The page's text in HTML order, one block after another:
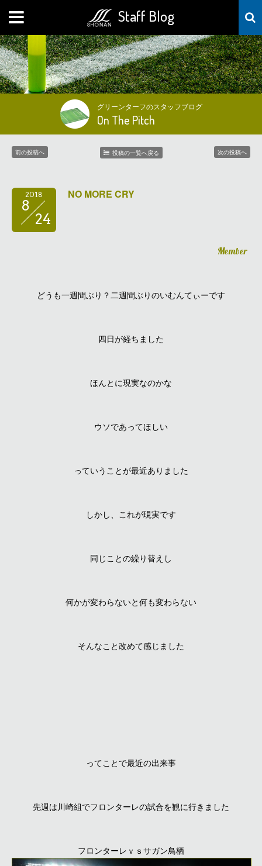
Staff Blog
MENU
グリーンターフのスタッフブログ
On The Pitch
前の投稿へ 投稿の一覧へ戻る 次の投稿へ
2018
8
24
NO MORE CRY
Member
どうも一週間ぶり？二週間ぶりのいむんてぃーです
四日が経ちました
ほんとに現実なのかな
ウソであってほしい
っていうことが最近ありました
しかし、これが現実です
同じことの繰り替えし
何かが変わらないと何も変わらない
そんなこと改めて感じました
ってことで最近の出来事
先週は川崎組でフロンターレの試合を観に行きました
フロンターレｖｓサガン鳥栖